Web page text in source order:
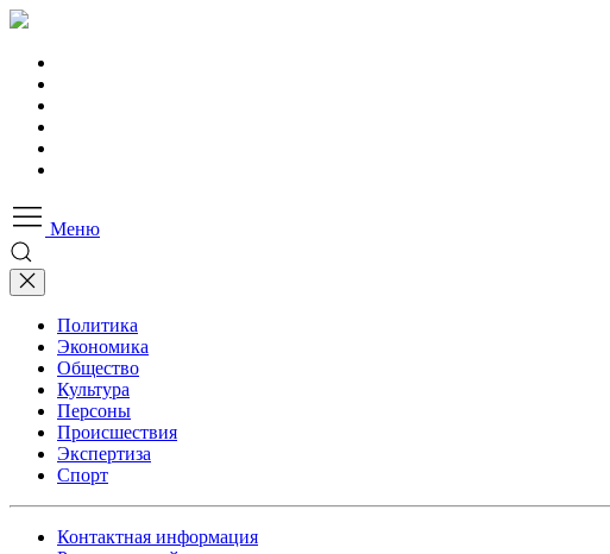
Меню
Политика
Экономика
Общество
Культура
Персоны
Происшествия
Экспертиза
Спорт
Контактная информация